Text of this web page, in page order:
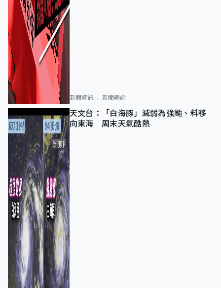
新聞資訊 新聞熱話
天文台：「白海豚」減弱為強颱、料移
向東海 周末天氣酷熱